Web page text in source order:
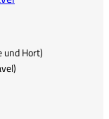
und Hort)